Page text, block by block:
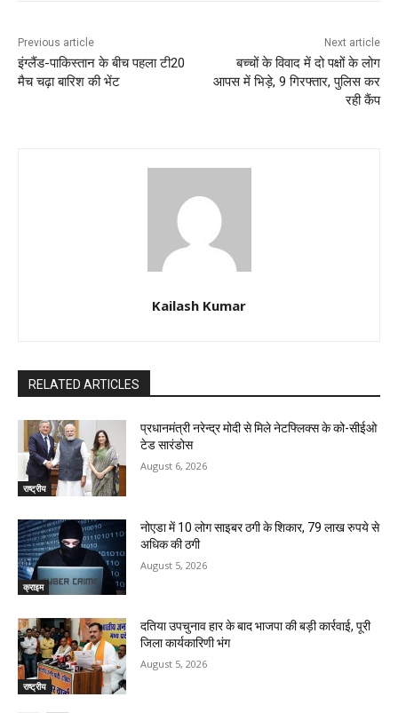
Previous article
इंग्लैंड-पाकिस्तान के बीच पहला टी20
मैच चढ़ा बारिश की भेंट
Next article
बच्चों के विवाद में दो पक्षों के लोग
आपस में भिड़े, 9 गिरफ्तार, पुलिस कर
रही कैंप
Kailash Kumar
RELATED ARTICLES
राष्ट्रीय
प्रधानमंत्री नरेन्द्र मोदी से मिले नेटफ्लिक्स के को-सीईओ
टेड सारंडोस
August 6, 2026
क्राइम
नोएडा में 10 लोग साइबर ठगी के शिकार, 79 लाख रुपये से
अधिक की ठगी
August 5, 2026
राष्ट्रीय
दतिया उपचुनाव हार के बाद भाजपा की बड़ी कार्रवाई, पूरी
जिला कार्यकारिणी भंग
August 5, 2026